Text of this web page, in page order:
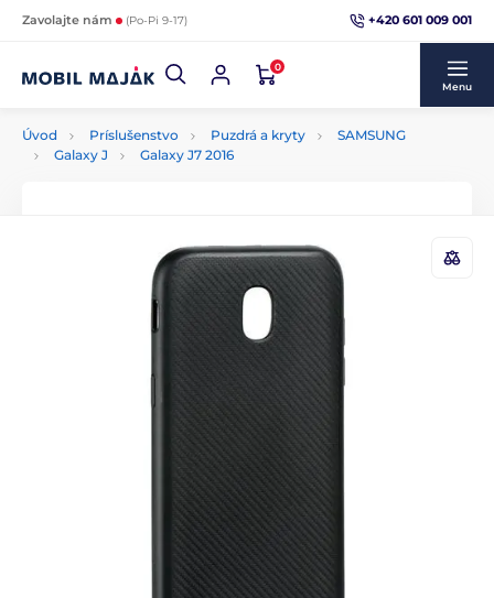
Zavolajte nám (Po-Pi 9-17) +420 601 009 001
0
Menu
Úvod Príslušenstvo Puzdrá a kryty
SAMSUNG
Galaxy J
Galaxy J7 2016